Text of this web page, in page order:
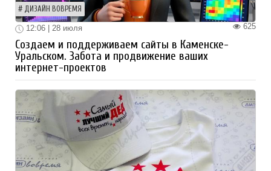
ДИЗАЙН ВОВРЕМЯ
625
12:06 | 28 июля
Создаем и поддерживаем сайты в Каменске-
Уральском. Забота и продвижение ваших
интернет-проектов